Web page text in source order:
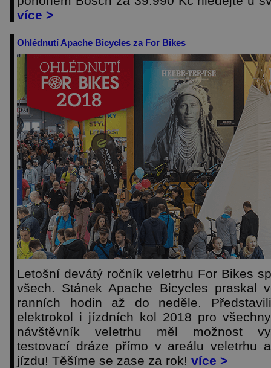
více >
Ohlédnutí Apache Bicycles za For Bikes
Letošní devátý ročník veletrhu For Bikes
všech. Stánek Apache Bicycles praskal
ranních hodin až do neděle.
elektrokol i jízdních kol 2018 pro
návštěvník veletrhu měl možnost
testovací dráze přímo v areálu veletrhu
jízdu! Těšíme se zase za rok! více >